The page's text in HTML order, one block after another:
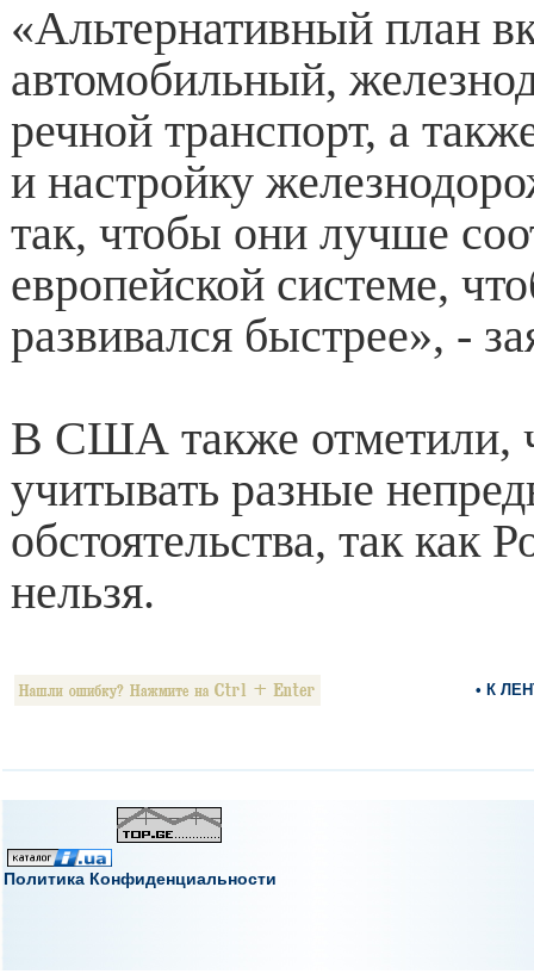
«Альтернативный план
автомобильный,
речной транспорт, а
и настройку
так, чтобы они лучше
европейской системе,
развивался быстрее», -
В США также отметили,
учитывать разные
обстоятельства, так как
нельзя.
• К
Политика Конфиденциальности